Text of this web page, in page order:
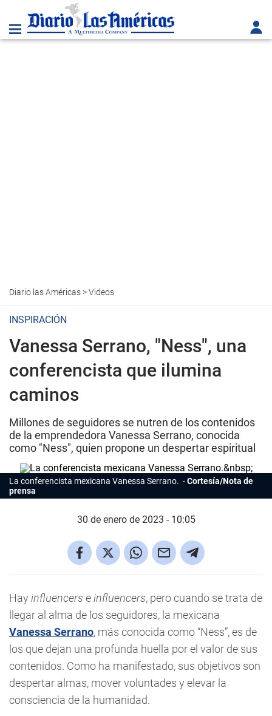
Diario las Américas>Videos
INSPIRACIÓN
Vanessa Serrano, "Ness", una
conferencista que ilumina
caminos
Millones de seguidores se nutren de los contenidos
de la emprendedora Vanessa Serrano, conocida
como "Ness", quien propone un despertar espiritual
La conferencista mexicana Vanessa Serrano.
Cortesía/Nota de
prensa
30 de enero de 2023 - 10:05
Hay influencers einfluencers, pero cuando se trata de
llegar al alma de los seguidores, la mexicana
Vanessa Serrano, más conocida como “Ness”, es de
los que dejan una profunda huella por el valor de sus
contenidos. Como ha manifestado, sus objetivos son
despertar almas, mover voluntades y elevar la
consciencia de la humanidad.